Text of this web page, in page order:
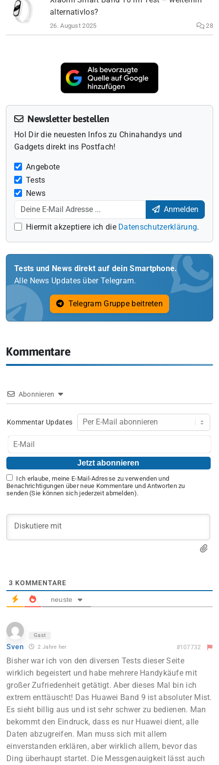
alternativlos?
26. August 2025 28
Newsletter bestellen
Hol Dir die neuesten Infos zu Chinahandys und
Gadgets direkt ins Postfach!
Angebote
Tests
News
Anmelden
Hiermit akzeptiere ich die Datenschutzerklärung.
Tests und News direkt auf dein Smartphone.
Alle News Updates über Telegram.
Telegram Gruppe beitreten
Kommentare
Abonnieren
Kommentar Updates
Ich erlaube, meine E-Mail-Adresse zu verwenden und
Benachrichtigungen über neue Kommentare und Antworten zu
senden (Sie können sich jederzeit abmelden).
3 KOMMENTARE
neuste
Gast
Sven 2 Jahre her #107732
Bisher war ich von den diversen Tests dieser Seite
wirklich begeistert und habe mehrere Handykäufe mit
großer Zufriedenheit getätigt. Aber dieses Mal bin ich
extrem enttäuscht! Das Huawei Band 9 ist absoluter Mist.
Es sieht billig aus und ist sehr schwer zu bedienen. Man
bekommt den Eindruck, dass es nur Huawei dient, alle
Daten abzugreifen. Man muss sich mit allem
einverstanden erklären, aber wirklich allem, bevor das
Ding überhaupt startet. Die Messgenauigkeit lässt auch